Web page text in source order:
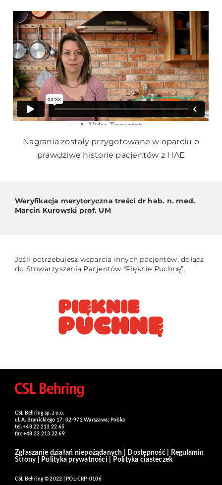
Nagrania zostały przygotowane w oparciu o
prawdziwe historie pacjentów z HAE
Weryfikacja merytoryczna treści dr hab. n. med.
Marcin Kurowski prof. UM
Jeśli potrzebujesz wsparcia innych pacjentów, dołącz
do Stowarzyszenia Pacjentów “Pięknie Puchnę”.
CSL Behring sp. z o.o.
ul. A. Branickiego 17; 02-972 Warszawa; Polska
tel. +48 22 213 22 65
fax +48 22 213 22 69
Zgłaszanie działań niepożądanych Dostępność|
Regulamin
Strony| Polityka prywatności Polityka ciasteczek
CSL Behring © 2022 | POL-CRP-0106